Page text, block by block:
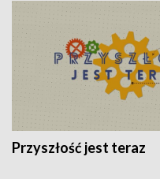
Przyszłość jest teraz